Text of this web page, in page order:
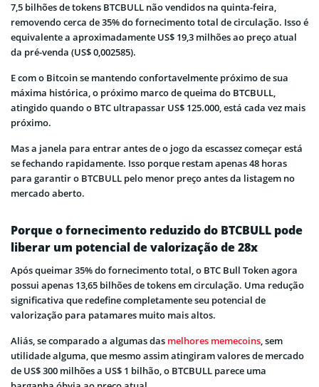
7,5 bilhões de tokens BTCBULL não vendidos na quinta-feira,
removendo cerca de 35% do fornecimento total de circulação. Isso é
equivalente a aproximadamente US$ 19,3 milhões ao preço atual
da pré-venda (US$ 0,002585).
E com o Bitcoin se mantendo confortavelmente próximo de sua
máxima histórica, o próximo marco de queima do BTCBULL,
atingido quando o BTC ultrapassar US$ 125.000, está cada vez mais
próximo.
Mas a janela para entrar antes de o jogo da escassez começar está
se fechando rapidamente. Isso porque restam apenas 48 horas
para garantir o BTCBULL pelo menor preço antes da listagem no
mercado aberto.
Porque o fornecimento reduzido do BTCBULL pode
liberar um potencial de valorização de 28x
Após queimar 35% do fornecimento total, o BTC Bull Token agora
possui apenas 13,65 bilhões de tokens em circulação. Uma redução
significativa que redefine completamente seu potencial de
valorização para patamares muito mais altos.
Aliás, se comparado a algumas das melhores memecoins, sem
utilidade alguma, que mesmo assim atingiram valores de mercado
de US$ 300 milhões a US$ 1 bilhão, o BTCBULL parece uma